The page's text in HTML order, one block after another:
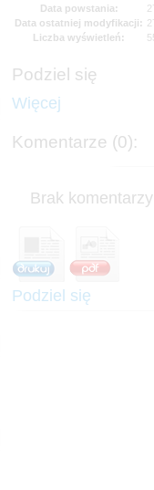
Data powstania:
Data ostatniej modyfikacji:
Liczba wyświetleń:
Podziel się
Więcej
Komentarze (0):
Brak
Podziel się